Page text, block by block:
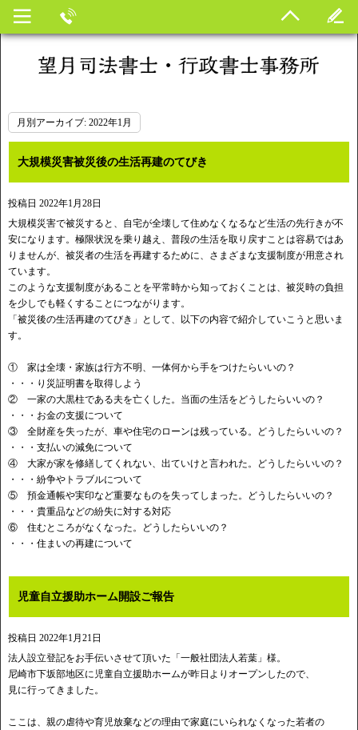
月別アーカイブ: 2022年1月
大規模災害被災後の生活再建のてびき
投稿日 2022年1月28日
大規模災害で被災すると、自宅が全壊して住めなくなるなど生活の先行きが不
安になります。極限状況を乗り越え、普段の生活を取り戻すことは容易ではあ
りませんが、被災者の生活を再建するために、さまざまな支援制度が用意され
ています。
このような支援制度があることを平常時から知っておくことは、被災時の負担
を少しでも軽くすることにつながります。
「被災後の生活再建のてびき」として、以下の内容で紹介していこうと思いま
す。
① 家は全壊・家族は行方不明、一体何から手をつけたらいいの？
・・・り災証明書を取得しよう
② 一家の大黒柱である夫を亡くした。当面の生活をどうしたらいいの？
・・・お金の支援について
③ 全財産を失ったが、車や住宅のローンは残っている。どうしたらいいの？
・・・支払いの減免について
④ 大家が家を修繕してくれない、出ていけと言われた。どうしたらいいの？
・・・紛争やトラブルについて
⑤ 預金通帳や実印など重要なものを失ってしまった。どうしたらいいの？
・・・貴重品などの紛失に対する対応
⑥ 住むところがなくなった。どうしたらいいの？
・・・住まいの再建について
児童自立援助ホーム開設ご報告
投稿日 2022年1月21日
法人設立登記をお手伝いさせて頂いた「一般社団法人若葉」様。
尼崎市下坂部地区に児童自立援助ホームが昨日よりオープンしたので、
見に行ってきました。
ここは、親の虐待や育児放棄などの理由で家庭にいられなくなった若者の